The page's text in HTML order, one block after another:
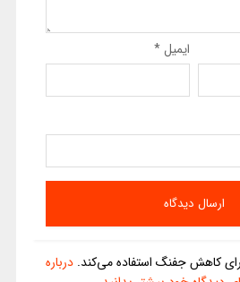
ایمیل*
کاهش جفنگ استفاده می‌کند. درباره